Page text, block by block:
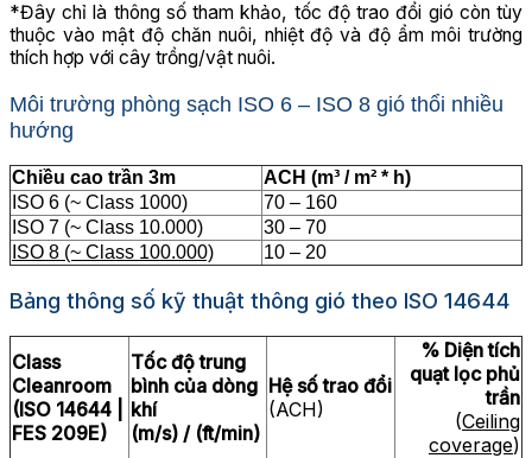
*Đây chỉ là thông số tham khảo, tốc độ trao đổi gió còn tùy
thuộc vào mật độ chăn nuôi, nhiệt độ và độ ẩm môi trường
thích hợp với cây trồng/vật nuôi.
Môi trường phòng sạch ISO 6 – ISO 8 gió thổi nhiều
hướng
Chiều cao trần 3m
ACH (m³ / m² * h)
ISO 6 (~ Class 1000)
70 – 160
ISO 7 (~ Class 10.000)
30 – 70
ISO 8 (~ Class 100.000)
10 – 20
Bảng thông số kỹ thuật thông gió theo ISO 14644
Class
Cleanroom
(ISO 14644 |
FES 209E)
Tốc độ trung
bình của dòng
khí
(m/s) / (ft/min)
Hệ số trao đổi
(ACH)
% Diện tích
quạt lọc phủ
trần
(Ceiling
coverage)